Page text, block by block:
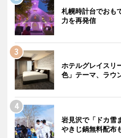
札幌時計台でお
力を再発信
ホテルグレイス
色」テーマ、ラウ
岩見沢で「ドカ雪
やきじ鍋無料配布